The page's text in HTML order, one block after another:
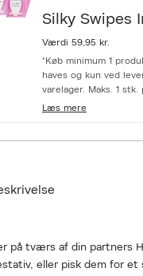
Silky Swipes
Værdi 59,95 kr.
*Køb minimum 1
haves og kun ved
varelager. Maks. 1 stk.
Læs mere
på tværs af din partners
eller pisk dem for et